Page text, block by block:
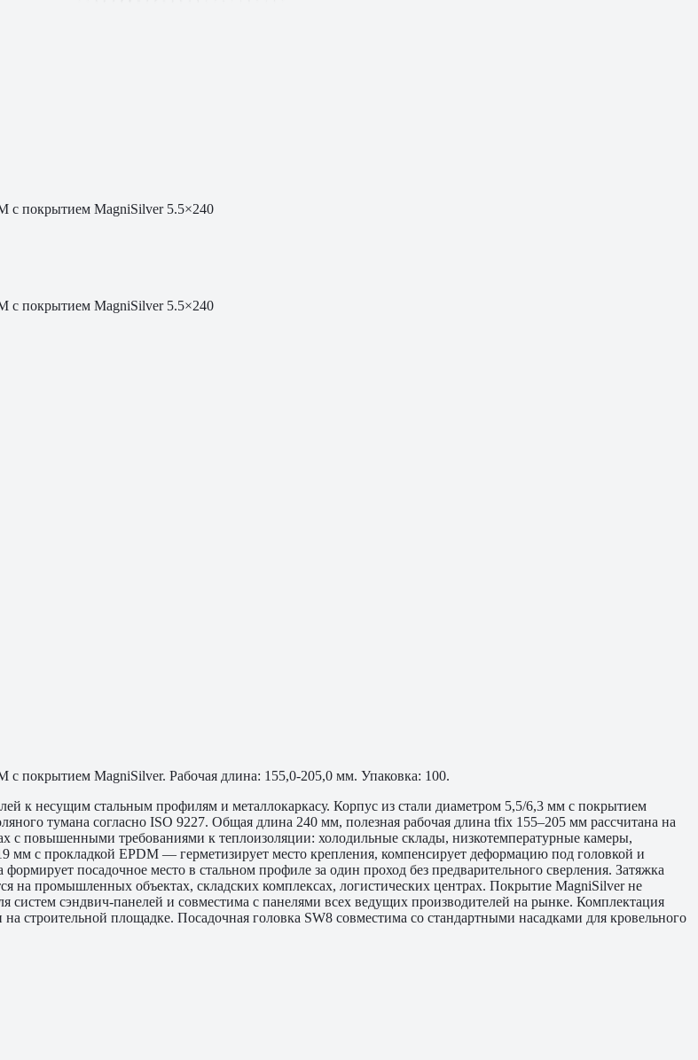
с покрытием MagniSilver 5.5×240
с покрытием MagniSilver 5.5×240
покрытием MagniSilver. Рабочая длина: 155,0-205,0 мм. Упаковка: 100.
к несущим стальным профилям и металлокаркасу. Корпус из стали диаметром 5,5/6,3 мм с покрытием
тумана согласно ISO 9227. Общая длина 240 мм, полезная рабочая длина tfix 155–205 мм рассчитана на
повышенными требованиями к теплоизоляции: холодильные склады, низкотемпературные камеры,
с прокладкой EPDM — герметизирует место крепления, компенсирует деформацию под головкой и
посадочное место в стальном профиле за один проход без предварительного сверления. Затяжка
на промышленных объектах, складских комплексах, логистических центрах. Покрытие MagniSilver не
систем сэндвич-панелей и совместима с панелями всех ведущих производителей на рынке. Комплектация
строительной площадке. Посадочная головка SW8 совместима со стандартными насадками для кровельного